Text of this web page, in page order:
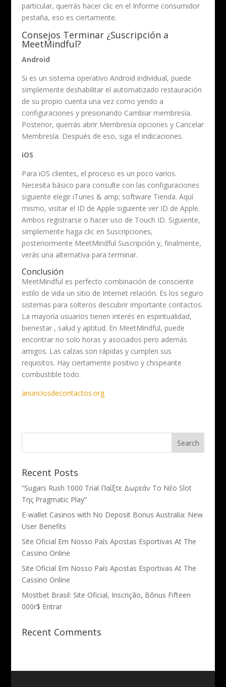
particular, querrás hacer clic en el Informe consumidor
pestaña, eso es ciertamente.
Consejos Terminar ¿Suscripción a
MeetMindful?
Android
Si es un sistema operativo Android individual, puede
simplemente deshabilitar el automatizado restauración
de su propio cuenta una vez como yendo a
configuraciones y presionando Cambiar membresía.
Posterior, querrás abrir Membresía opciones y Cancelar
Membresía. Después de eso, siga el indicaciones.
iOS
Para iOS clientes, el proceso es un poco varios.
Necesita básico para consulte con las configuraciones
siguiente elegir iTunes & amp; software Tienda. Aquí
mismo, visitar el ID de Apple siguiente ver ID de Apple.
Ambos registrarse o hacer uso de Touch ID. Siguiente,
simplemente haga clic en Suscripciones,
posteriormente MeetMindful Suscripción y, finalmente,
verás una alternativa para terminar.
Conclusión
MeetMindful es perfecto combinación de consciente
estilo de vida ​​un sitio de Internet relación. Es los seguro
sistemas para solteros descubrir importante contactos.
La mayoría usuarios tienen interés en espiritualidad,
bienestar , salud y aptitud. En MeetMindful, puede
encontrar no solo horas y asociados pero además
amigos. Las calzas son rápidas y cumplen sus
requisitos. Hay ciertamente positivo y chispeante
combustible todo.
anunciosdecontactos.org
Recent Posts
“Sugars Rush 1000 Trial Παίξτε Δωρεάν Το Νέο Slot
Της Pragmatic Play”
E-wallet Casinos with No Deposit Bonus Australia: New
User Benefits
Site Oficial Em Nosso País Apostas Esportivas At The
Cassino Online
Site Oficial Em Nosso País Apostas Esportivas At The
Cassino Online
Mostbet Brasil: Site Oficial, Inscrição, Bônus Fifteen
000r$ Entrar
Recent Comments